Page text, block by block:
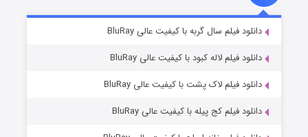
قسمت۶ (زیرنویس) منتشر شد دانلود فیلم سال گربه با کیفیت عالی BluRay
دانلود فیلم لاله کبود با کیفیت عالی BluRay
دانلود فیلم لاک پشت با کیفیت عالی BluRay
دانلود فیلم کج‌ پیله با کیفیت عالی BluRay